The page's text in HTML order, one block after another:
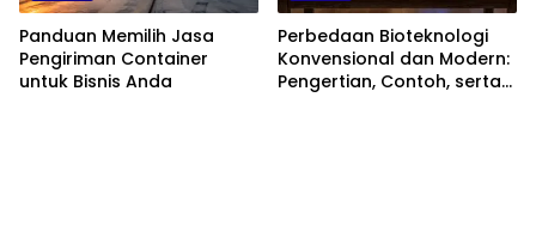
Panduan Memilih Jasa
Pengiriman Container
untuk Bisnis Anda
Perbedaan Bioteknologi
Konvensional dan Modern:
Pengertian, Contoh, serta